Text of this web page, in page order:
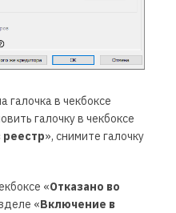
галочка в чекбоксе
галочку в чекбоксе
реестр», снимите галочку
«Отказано во
«Включение в